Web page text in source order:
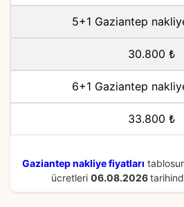
5+1 Gaziantep
30.800 ₺
6+1 Gaziantep
33.800 ₺
Gaziantep nakliye fiyatları
ücretleri 06.08.2026